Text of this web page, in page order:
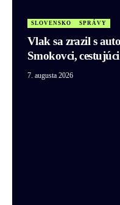
SLOVENSKO SPRÁVY
Vlak sa zrazil s
Smokovci,
7. augusta 2026